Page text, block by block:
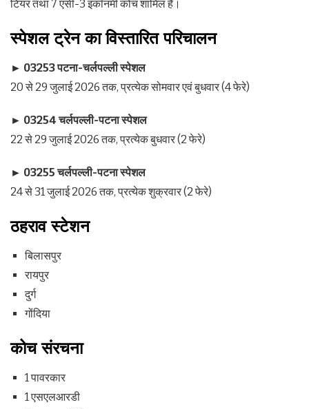
टियर तथा 7 एसी-3 इकॉनमी कोच शामिल हैं।
स्पेशल ट्रेन का विस्तारित परिचालन
► 03253पटना-चर्लपल्ली स्पेशल
20 से 29 जुलाई 2026 तक, प्रत्येक सोमवार एवं बुधवार (4 फेरे)
► 03254चर्लपल्ली-पटना स्पेशल
22 से 29 जुलाई 2026 तक, प्रत्येक बुधवार (2 फेरे)
► 03255चर्लपल्ली-पटना स्पेशल
24 से 31 जुलाई 2026 तक, प्रत्येक शुक्रवार (2 फेरे)
ठहराव स्टेशन
बिलासपुर
रायपुर
दुर्ग
गोंदिया
कोच संरचना
1 पावरकार
1 एसएलआरडी